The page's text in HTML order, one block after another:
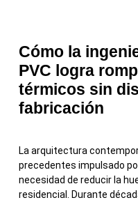
Cómo la
PVC logra
térmicos sin
fabricación
La arquitectura
precedentes impulsado
necesidad de reducir la
residencial. Durante